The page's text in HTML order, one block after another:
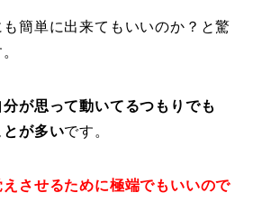
も簡単に出来てもいいのか？ と驚
が思って動いてるつもりでも
が多いです。
させるために極端でもいいので